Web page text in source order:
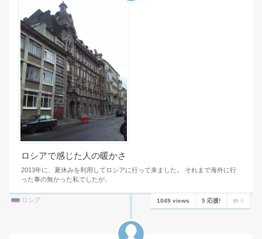
ロシアで感じた人の暖かさ
2013年に、夏休みを利用してロシアに行って来ました。 それまで海外に行
った事の無かった私でしたが、
ロシア 1049 views 5 応援! 0